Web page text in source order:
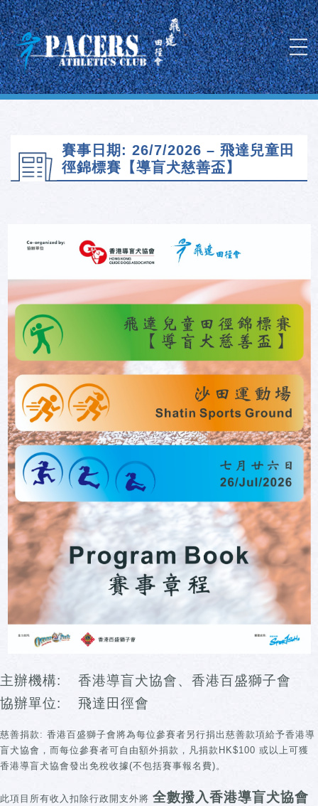
賽事日期: 26/7/2026 – 飛達兒童田
徑錦標賽【導盲犬慈善盃】
主辦機構: 香港導盲犬協會、香港百盛獅子會
協辦單位: 飛達田徑會
慈善捐款: 香港百盛獅子會將為每位參賽者另行捐出慈善款項給予香港導
盲犬協會，而每位參賽者可自由額外捐款，凡捐款HK$100 或以上可獲
香港導盲犬協會發出免稅收據(不包括賽事報名費)。
此項目所有收入扣除行政開支外將 全數撥入香港導盲犬協會